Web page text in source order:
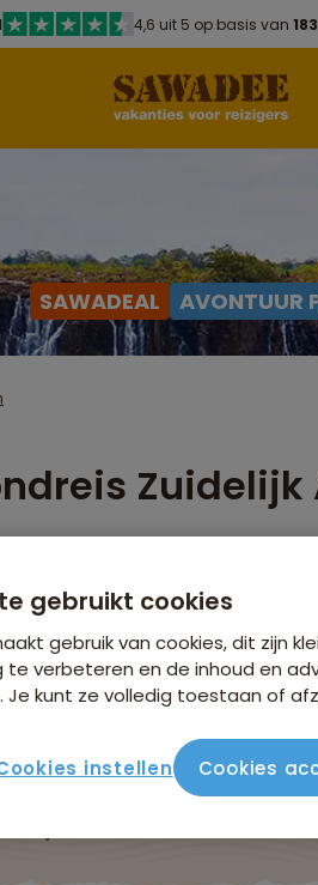
4,6 uit 5 op basis van
SAWADEAL AVONTUUR
op basis van 2 personen
gebruikt cookies
gebruik van cookies, dit zijn
te verbeteren en de inhoud en
Je kunt ze volledig toestaan of
instellen Cookies